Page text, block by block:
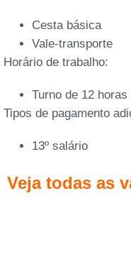
Cesta básica
Vale-transporte
Horário de trabalho:
Turno de 12 horas
Tipos de pagamento
13º salário
Veja todas as